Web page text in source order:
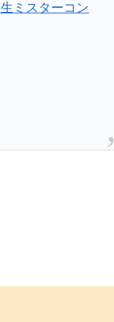
ミスターコン